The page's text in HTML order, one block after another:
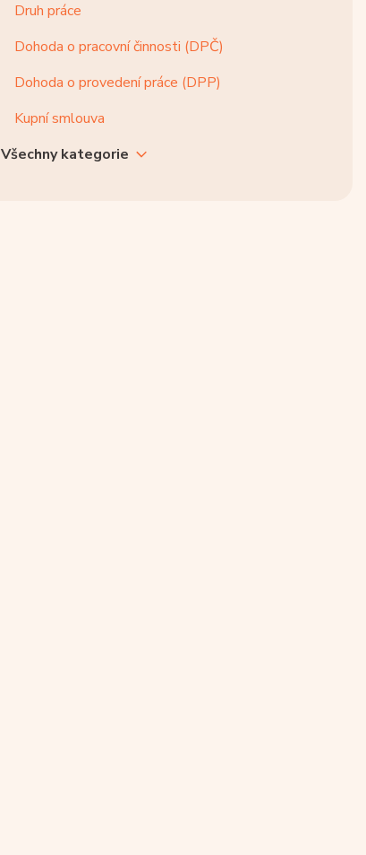
Druh práce
Dohoda o pracovní činnosti (DPČ)
Dohoda o provedení práce (DPP)
Kupní smlouva
Všechny kategorie